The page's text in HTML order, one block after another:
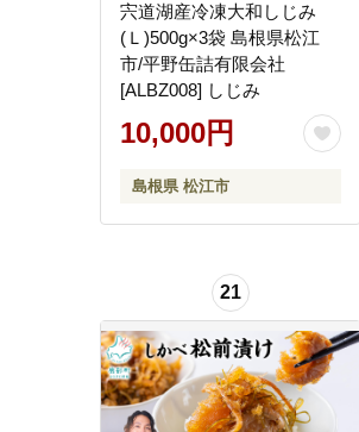
宍道湖産冷凍大和しじみ
(Ｌ)500g×3袋 島根県松江
市/平野缶詰有限会社
[ALBZ008] しじみ
10,000円
島根県 松江市
21